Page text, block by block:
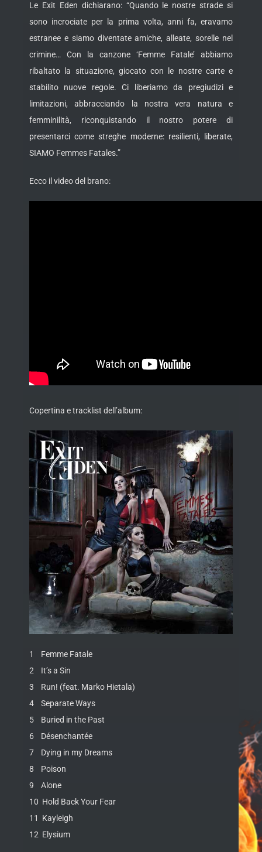
Le Exit Eden dichiarano:“Quando le nostre strade si
sono incrociate per la prima volta, anni fa, eravamo
estranee e siamo diventate amiche, alleate, sorelle nel
crimine… Con la canzone ‘Femme Fatale’ abbiamo
ribaltato la situazione, giocato con le nostre carte e
stabilito nuove regole. Ci liberiamo da pregiudizi e
limitazioni, abbracciando la nostra vera natura e
femminilità, riconquistando il nostro potere di
presentarci come streghe moderne: resilienti, liberate,
SIAMO Femmes Fatales.”
Ecco il video del brano:
Copertina e tracklist dell’album:
1 Femme Fatale
2 It’s a Sin
3 Run! (feat. Marko Hietala)
4 Separate Ways
5 Buried in the Past
6 Désenchantée
7 Dying in my Dreams
8 Poison
9 Alone
10 Hold Back Your Fear
11 Kayleigh
12 Elysium